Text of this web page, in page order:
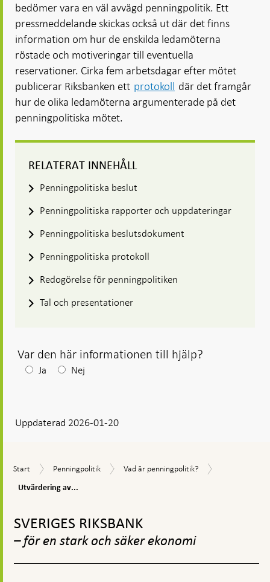
bedömer vara en väl avvägd penningpolitik. Ett
pressmeddelande skickas också ut där det finns
information om hur de enskilda ledamöterna
röstade och motiveringar till eventuella
reservationer. Cirka fem arbetsdagar efter mötet
publicerar Riksbanken ett protokoll där det framgår
hur de olika ledamöterna argumenterade på det
penningpolitiska mötet.
RELATERAT INNEHÅLL
Penningpolitiska beslut
Penningpolitiska rapporter och uppdateringar
Penningpolitiska beslutsdokument
Penningpolitiska protokoll
Redogörelse för penningpolitiken
Tal och presentationer
Var den här informationen till hjälp?
Efter
visas
Ja Nej
Uppdaterad 2026-01-20
Start
Start Penningpolitik
Penningpolitik
Vad
Vad är penningpolitik?
Utvärdering av...
toppnavigation
SVERIGES RIKSBANK
– för en stark och säker ekonomi